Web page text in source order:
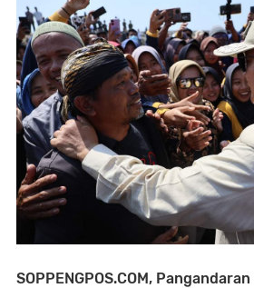
SOPPENGPOS.COM, Pangandaran